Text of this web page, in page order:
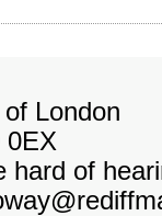
London
0EX
hard of